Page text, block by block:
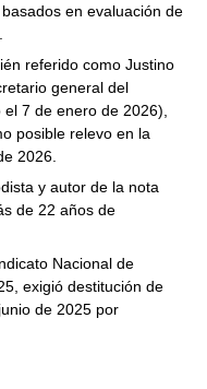
en evaluación de
referido como Justino
general del
7 de enero de 2026),
posible relevo en la
2026.
y autor de la nota
de 22 años de
Nacional de
exigió destitución de
de 2025 por